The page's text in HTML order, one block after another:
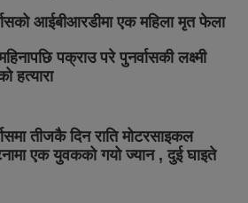
आईबीआरडीमा एक महिला मृत फेला
पक्राउ परे पुनर्वासकी लक्ष्मी
हत्यारा
तीजकै दिन राति मोटरसाइकल
एक युवकको गयो ज्यान , दुई घाइते